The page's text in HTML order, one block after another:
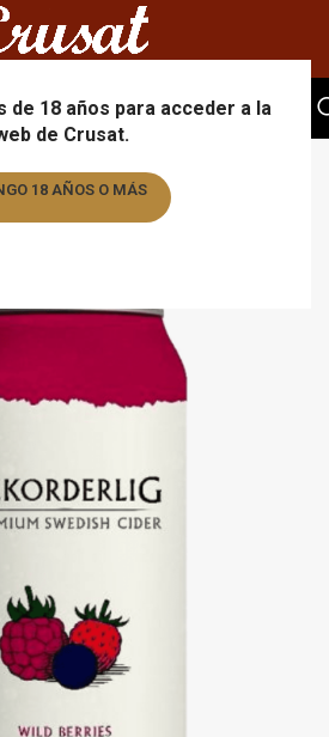
de 18 años para acceder a la
de Crusat.
18 AÑOS O MÁS